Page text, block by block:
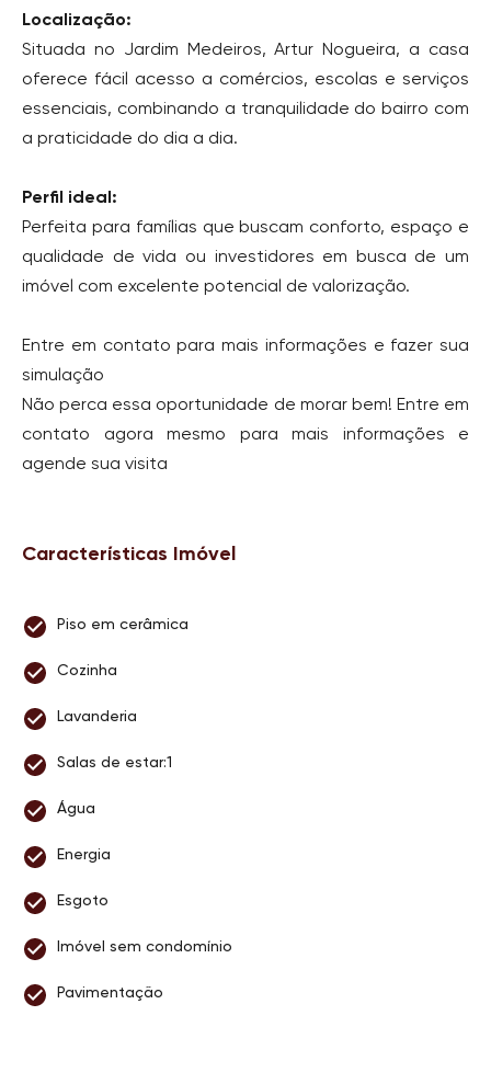
Localização:
Situada no Jardim Medeiros, Artur Nogueira, a casa
oferece fácil acesso a comércios, escolas e serviços
essenciais, combinando a tranquilidade do bairro com
a praticidade do dia a dia.
Perfil ideal:
Perfeita para famílias que buscam conforto, espaço e
qualidade de vida ou investidores em busca de um
imóvel com excelente potencial de valorização.
Entre em contato para mais informações e fazer sua
simulação
Não perca essa oportunidade de morar bem! Entre em
contato agora mesmo para mais informações e
agende sua visita
Características Imóvel
Piso em cerâmica
Cozinha
Lavanderia
Salas de estar:1
Água
Energia
Esgoto
Imóvel sem condomínio
Pavimentação